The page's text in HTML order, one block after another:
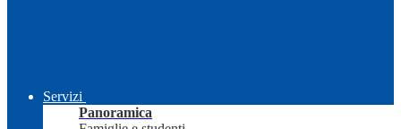
Servizi
Panoramica